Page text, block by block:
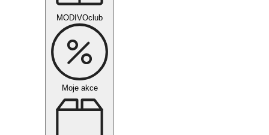
MODIVOclub
Moje akce